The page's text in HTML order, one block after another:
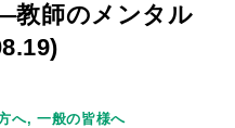
教師のメンタル
へ
一般の皆様へ